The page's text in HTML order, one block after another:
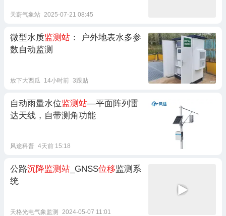
天蔚气象站 2025-07-21 08:45
微型水质监测站 ： 户外地表水多参
数自动监测
放下大西瓜 14小时前 3跟贴
自动雨量水位监测站—平面阵列雷
达天线，自带测角功能
风途科普 4天前 15:18
公路沉降监测站 _GNSS位移监测系
统
天格光电气象监测 2024-05-07 11:01